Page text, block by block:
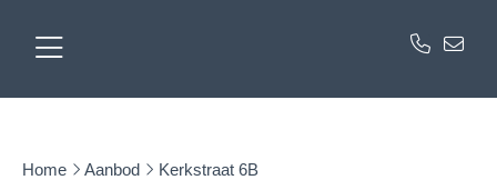
Home Aanbod Kerkstraat 6B